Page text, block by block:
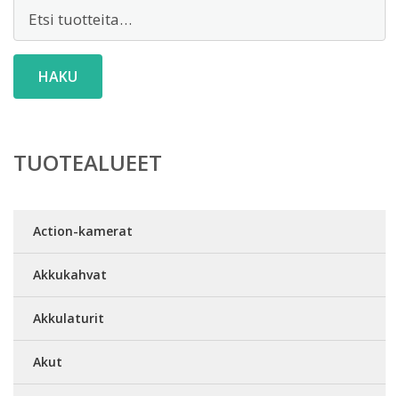
HAKU
TUOTEALUEET
Action-kamerat
Akkukahvat
Akkulaturit
Akut